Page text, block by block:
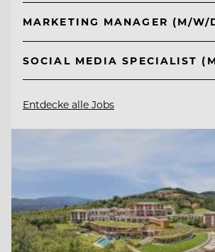
MARKETING MANAGER (M/W/
SOCIAL MEDIA SPECIALIST
Entdecke alle Jobs